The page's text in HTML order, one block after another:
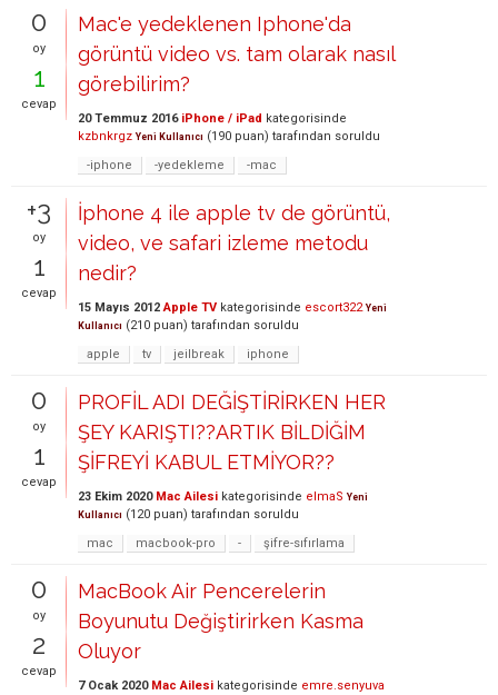
0
oy
1
cevap
Mac'e yedeklenen Iphone'da
görüntü video vs. tam olarak nasıl
görebilirim?
20 Temmuz 2016 iPhone / iPad kategorisinde
kzbnkrgz Yeni Kullanıcı (190 puan) tarafından soruldu
-iphone
-yedekleme -mac
+3
oy
1
cevap
İphone 4 ile apple tv de görüntü,
video, ve safari izleme metodu
nedir?
15 Mayıs 2012 Apple TV kategorisinde escort322 Yeni
Kullanıcı (210 puan) tarafından soruldu
apple
tv jeilbreak iphone
0
oy
1
cevap
PROFİL ADI DEĞİŞTİRİRKEN HER
ŞEY KARIŞTI??ARTIK BİLDİĞİM
ŞİFREYİ KABUL ETMİYOR??
23 Ekim 2020 Mac Ailesi kategorisinde elmaS Yeni
Kullanıcı (120 puan) tarafından soruldu
mac
macbook-pro - şifre-sıfırlama
0
oy
2
cevap
MacBook Air Pencerelerin
Boyunutu Değiştirirken Kasma
Oluyor
7 Ocak 2020 Mac Ailesi kategorisinde emre.senyuva